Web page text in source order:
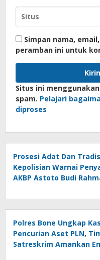
Simpan nama,
peramban ini untuk
Situs ini
spam. Pelajari
diproses
Prosesi Adat Dan
Kepolisian Warnai
AKBP Astoto Budi
Polres Bone Ungkap
Pencurian Aset PLN,
Satreskrim Amankan